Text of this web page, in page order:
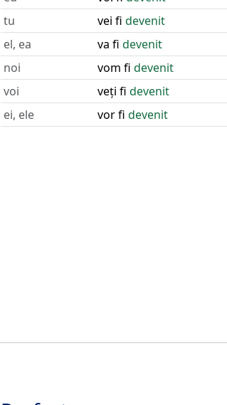
tu
vei fi devenit
el, ea
va fi devenit
noi
vom fi devenit
voi
veți fi devenit
ei, ele
vor fi devenit